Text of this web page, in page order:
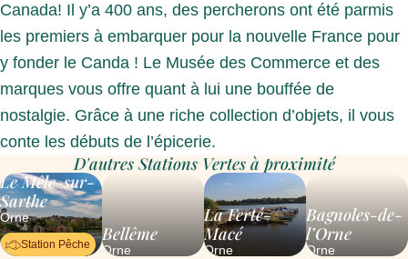
Canada! Il y’a 400 ans, des percherons ont été parmis
les premiers à embarquer pour la nouvelle France pour
y fonder le Canda ! Le Musée des Commerce et des
marques vous offre quant à lui une bouffée de
nostalgie. Grâce à une riche collection d’objets, il vous
conte les débuts de l’épicerie.
D'autres Stations Vertes à proximité
Le Mêle-sur-
Sarthe
Orne
Station Pêche Bellême
Orne
La Ferté-
Macé
Orne
Bagnoles-de-
l’Orne
Orne